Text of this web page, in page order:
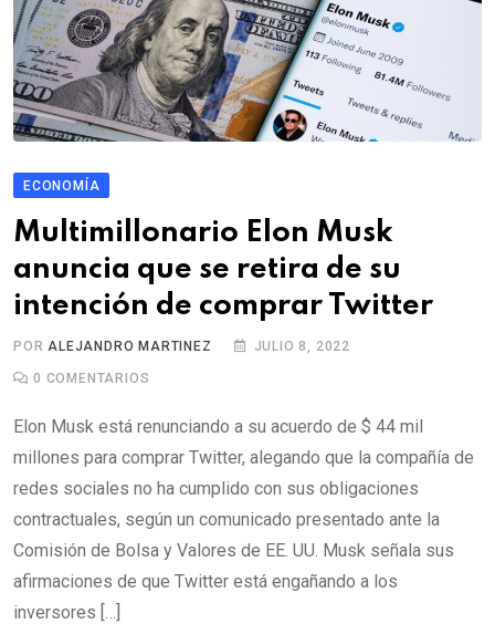
ECONOMÍA
Multimillonario Elon Musk
anuncia que se retira de su
intención de comprar Twitter
POR ALEJANDRO MARTINEZ JULIO 8, 2022
0 COMENTARIOS
Elon Musk está renunciando a su acuerdo de $ 44 mil
millones para comprar Twitter, alegando que la compañía de
redes sociales no ha cumplido con sus obligaciones
contractuales, según un comunicado presentado ante la
Comisión de Bolsa y Valores de EE. UU. Musk señala sus
afirmaciones de que Twitter está engañando a los
inversores […]